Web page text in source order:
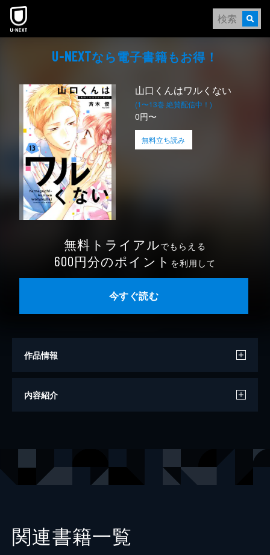
本文へスキップ
U-NEXTなら電⼦書籍もお得！
山口くんはワルくない
(1〜13巻 絶賛配信中！)
0円〜
無料立ち読み
無料トライアルでもらえる
600円分のポイント を利用して
今すぐ読む
作品情報
著者
内容紹介
関連書籍一覧